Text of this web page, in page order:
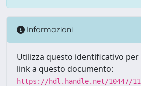
Informazioni
Utilizza questo identificativo
link a questo documento:
https://hdl.handle.net/10447/